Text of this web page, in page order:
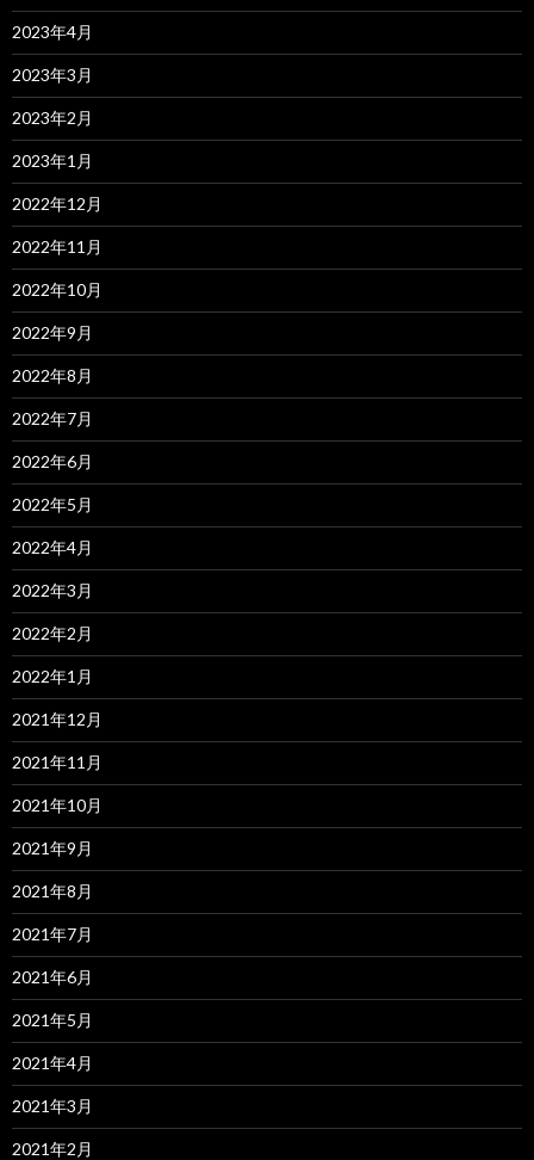
2023年4月
2023年3月
2023年2月
2023年1月
2022年12月
2022年11月
2022年10月
2022年9月
2022年8月
2022年7月
2022年6月
2022年5月
2022年4月
2022年3月
2022年2月
2022年1月
2021年12月
2021年11月
2021年10月
2021年9月
2021年8月
2021年7月
2021年6月
2021年5月
2021年4月
2021年3月
2021年2月